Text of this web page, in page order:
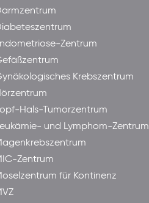
Zentrum
Krebszentrum
Hals-Tumorzentrum
und Lymphom-Zentrum
Zentrum
für Kontinenz